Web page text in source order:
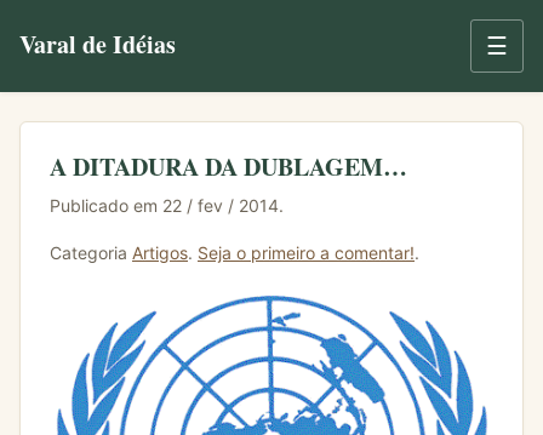
Varal de Idéias ☰
A DITADURA DA DUBLAGEM…
Publicado em 22 / fev / 2014.
Categoria Artigos. Seja o primeiro a comentar!.